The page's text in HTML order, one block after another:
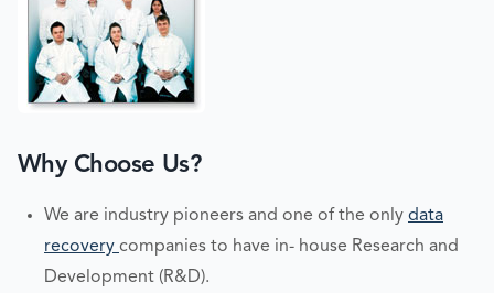
Why Choose Us?
We are industry pioneers and one of the only data
recovery companies to have in- house Research and
Development (R&D).